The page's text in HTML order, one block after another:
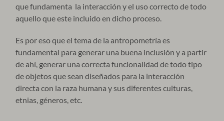
que fundamenta la interacción y el uso correcto de todo
aquello que este incluido en dicho proceso.
Es por eso que el tema de la antropometría es
fundamental para generar una buena inclusión y a partir
de ahí, generar una correcta funcionalidad de todo tipo
de objetos que sean diseñados para la interacción
directa con la raza humana y sus diferentes culturas,
etnias, géneros, etc.